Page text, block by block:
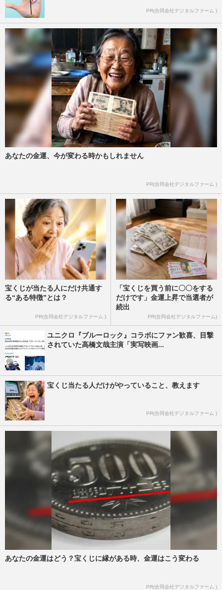
PR(合同会社デジタルファーム )
あなたの金運、今が変わる時かもしれません
PR(合同会社デジタルファーム )
宝くじが当たる人にだけ共通す
る“ある特徴”とは？
PR(合同会社デジタルファーム )
「宝くじを買う前に〇〇をする
だけです」金運上昇で当選者が
続出
PR(合同会社デジタルファーム)
ユニクロ『ブルーロック』コラボにファン歓喜、目撃
されていた高橋文哉主演「実写映画...
宝くじ当たる人だけがやっていること、教えます
PR(合同会社デジタルファーム )
あなたの金運はどう？宝くじに縁がある時、金運はこう変わる
PR(合同会社デジタルファーム )